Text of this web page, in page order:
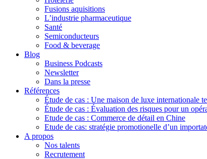
Fusions aquisitions
L’industrie pharmaceutique
Santé
Semiconducteurs
Food & beverage
Blog
Business Podcasts
Newsletter
Dans la presse
Références
Étude de cas : Une maison de luxe internationale
Étude de cas : Évaluation des risques pour un
Etude de cas : Commerce de détail en Chine
Etude de cas: stratégie promotionelle d’un
A propos
Nos talents
Recrutement